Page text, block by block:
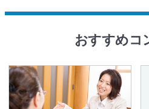
おすすめコ